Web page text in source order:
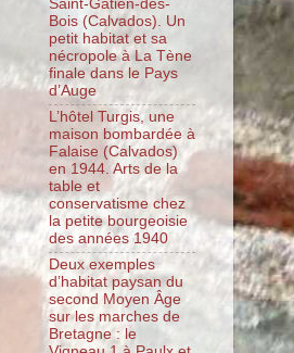
Saint-Gatien-des-
Bois (Calvados). Un
petit habitat et sa
nécropole à La Tène
finale dans le Pays
d’Auge
L’hôtel Turgis, une
maison bombardée à
Falaise (Calvados)
en 1944. Arts de la
table et
conservatisme chez
la petite bourgeoisie
des années 1940
Deux exemples
d’habitat paysan du
second Moyen Âge
sur les marches de
Bretagne : le